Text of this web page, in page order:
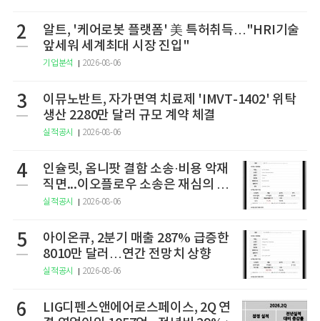
2
알트, '케어로봇 플랫폼' 美 특허취득…"HRI기술
앞세워 세계최대 시장 진입"
기업분석 2026-08-06
3
이뮤노반트, 자가면역 치료제 'IMVT-1402' 위탁
생산 2280만 달러 규모 계약 체결
실적공시 2026-08-06
4
인슐릿, 옴니팟 결함 소송·비용 악재
직면...이오플로우 소송은 재심의 청
구
실적공시 2026-08-06
5
아이온큐, 2분기 매출 287% 급증한
8010만 달러…연간 전망치 상향
실적공시 2026-08-06
6
LIG디펜스앤에어로스페이스, 2Q 연